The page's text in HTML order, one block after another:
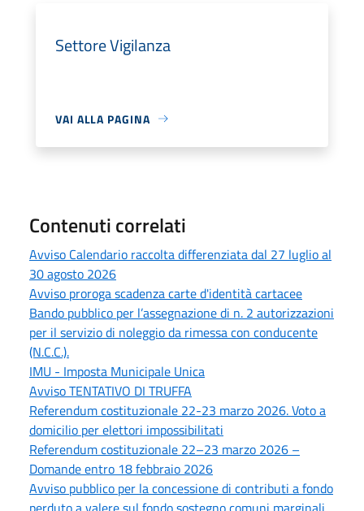
Settore Vigilanza
VAI ALLA PAGINA
Contenuti correlati
Avviso Calendario raccolta differenziata dal 27 luglio al
30 agosto 2026
Avviso proroga scadenza carte d'identità cartacee
Bando pubblico per l’assegnazione di n. 2 autorizzazioni
per il servizio di noleggio da rimessa con conducente
(N.C.C.).
IMU - Imposta Municipale Unica
Avviso TENTATIVO DI TRUFFA
Referendum costituzionale 22-23 marzo 2026. Voto a
domicilio per elettori impossibilitati
Referendum costituzionale 22–23 marzo 2026 –
Domande entro 18 febbraio 2026
Avviso pubblico per la concessione di contributi a fondo